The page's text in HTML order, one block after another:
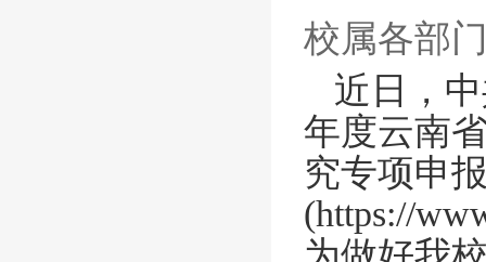
校属各部
近日，
年度云南
究专项申
(https://